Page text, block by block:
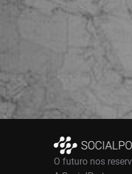
O futuro nos